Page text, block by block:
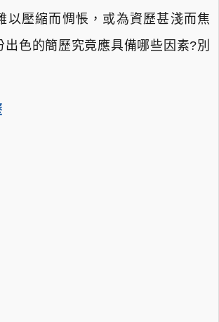
以壓縮而惆悵，或為資歷甚淺而焦
色的簡歷究竟應具備哪些因素?別